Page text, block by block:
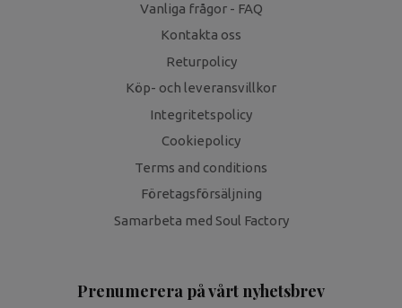
Vanliga frågor - FAQ
Kontakta oss
Returpolicy
Köp- och leveransvillkor
Integritetspolicy
Cookiepolicy
Terms and conditions
Företagsförsäljning
Samarbeta med Soul Factory
Prenumerera på vårt nyhetsbrev